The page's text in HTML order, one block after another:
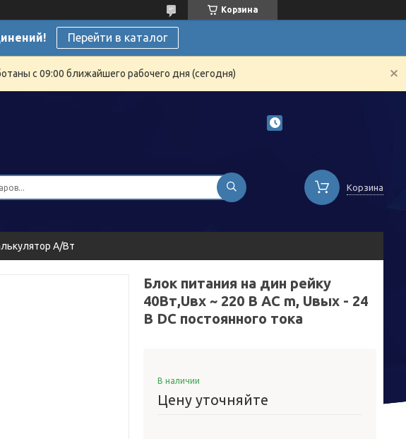
Корзина
Перейти в каталог
с 09:00 ближайшего рабочего дня (сегодня)
Корзина
А/Вт
Блок питания на дин рейку
40Вт,Uвх ~ 220 В AC m, Uвых - 24
В DC постоянного тока
В наличии
Цену уточняйте